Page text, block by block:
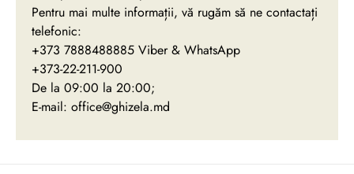
Pentru mai multe informații, vă rugăm să ne contactați
telefonic:
+373 7888488885 Viber & WhatsApp
+373-22-211-900
De la 09:00 la 20:00;
E-mail: office@ghizela.md